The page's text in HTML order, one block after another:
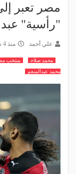
مصر تعبر
"رأسية"
علي أحمد منذ 4 سنوات
محمد صلاح منتخب
محمد عبدالمنعم